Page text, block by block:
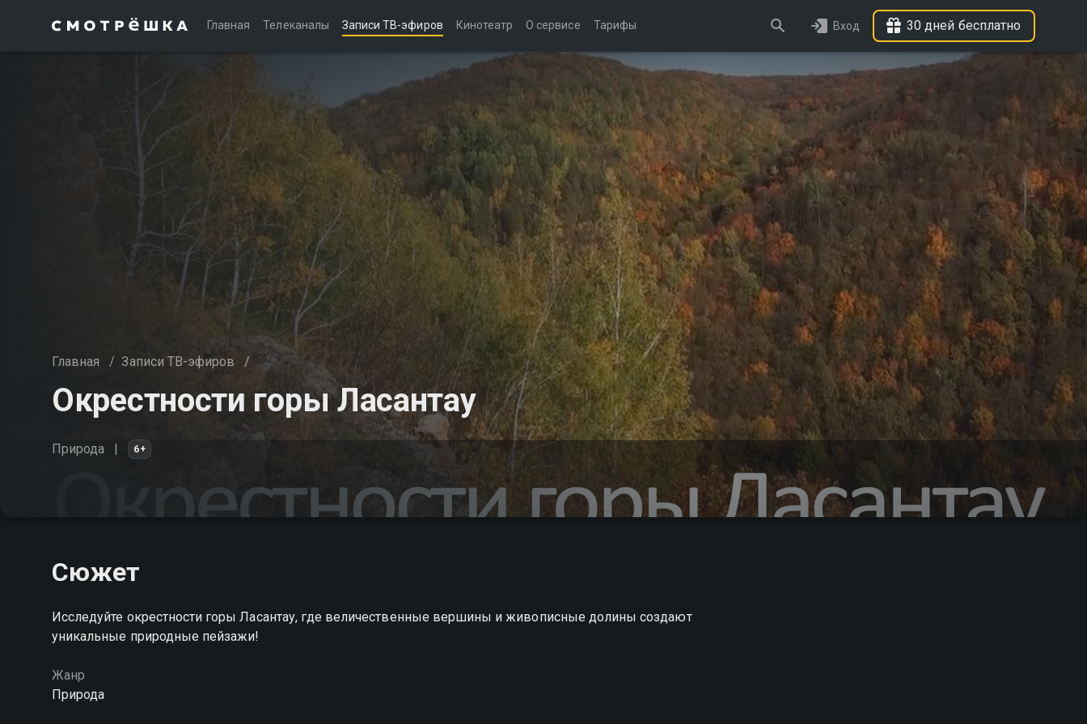
Главная Телеканалы Записи ТВ-эфиров Кинотеатр О сервисе Тарифы Вход 30 дней бесплатно
Главная / Записи ТВ-эфиров /
Окрестности горы Ласантау
Природа 6+
Сюжет
Исследуйте окрестности горы Ласантау, где величественные вершины и живописные долины создают
уникальные природные пейзажи!
Жанр
Природа